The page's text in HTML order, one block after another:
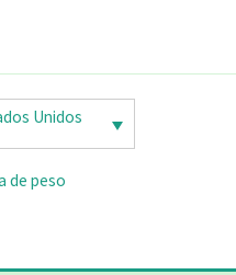
Unidos
de peso